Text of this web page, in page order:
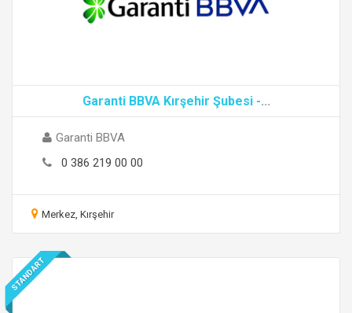
Garanti BBVA Kırşehir Şubesi -...
Garanti BBVA
0 386 219 00 00
Merkez, Kırşehir
STANDART